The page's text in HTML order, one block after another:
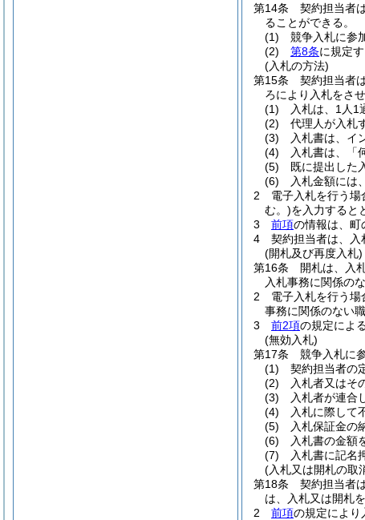
第14条
契約担当者は
ることができる。
(1)
競争入札に参
(2)
第8条に規定
(入札の方法)
第15条
契約担当者
ろにより入札をさ
(1)
入札は、1人1
(2)
代理人が入札
(3)
入札書は、イ
(4)
入札書は、「
(5)
既に提出した
(6)
入札金額には
2
電子入札を行う場
む。)を入力すると
3
前項の情報は、町
4
契約担当者は、入
(開札及び再度入札)
第16条
開札は、入
入札事務に関係の
2
電子入札を行う場
事務に関係のない
3
前2項の規定によ
(無効入札)
第17条
競争入札に
(1)
契約担当者の
(2)
入札者又はそ
(3)
入札者が連合
(4)
入札に際して
(5)
入札保証金の
(6)
入札書の金額
(7)
入札書に記名
(入札又は開札の取
第18条
契約担当者
は、入札又は開札
2
前項の規定により